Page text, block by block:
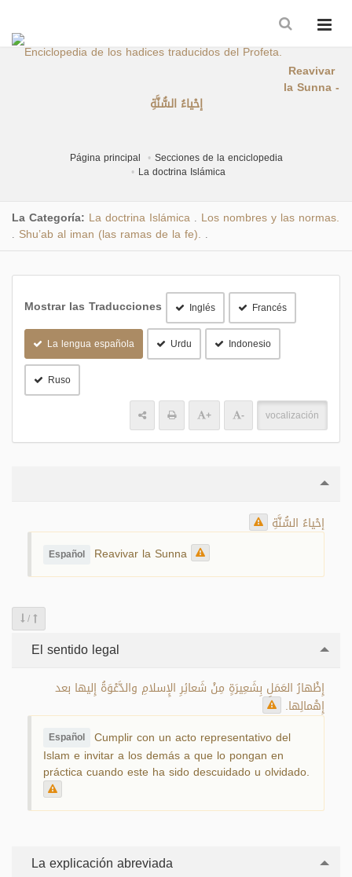
Reavivar
la Sunna -
إحْياءُ السُّنَّةِ
Página principal
Secciones de la enciclopedia
La doctrina Islámica
La Categoría: La doctrina Islámica Los nombres y las normas.
Shu’ab al iman (las ramas de la fe).
Mostrar las Traducciones Inglés Francés
La lengua española Urdu Indonesio
Ruso
+ - vocalización
إحْياءُ السُّنَّةِ
Español Reavivar la Sunna
/
El sentido legal
إِظْهارُ العَمَلِ بِشَعِيرَةٍ مِنْ شَعائِرِ الإِسلامِ والدَّعْوَةُ إِليها بعد
إِهْمالِها.
Español Cumplir con un acto representativo del
Islam e invitar a los demás a que lo pongan en
práctica cuando este ha sido descuidado u olvidado.
La explicación abreviada